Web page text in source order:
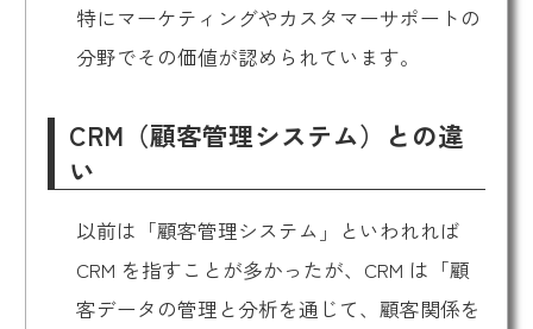
特にマーケティングやカスタマーサポートの
分野でその価値が認められています。
CRM（顧客管理システム）との違
い
以前は「顧客管理システム」といわれれば
CRM を指すことが多かったが、CRM は「顧
客データの管理と分析を通じて、顧客関係を